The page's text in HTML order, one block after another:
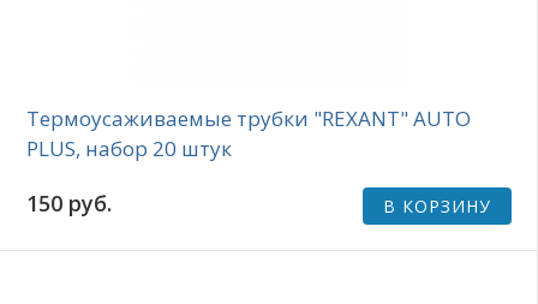
Термоусаживаемые трубки "REXANT" AUTO
PLUS, набор 20 штук
150 руб. В КОРЗИНУ